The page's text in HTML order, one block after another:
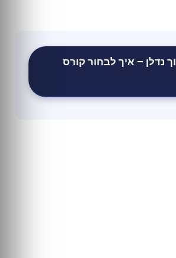
נדלן – איך לבחור קורס